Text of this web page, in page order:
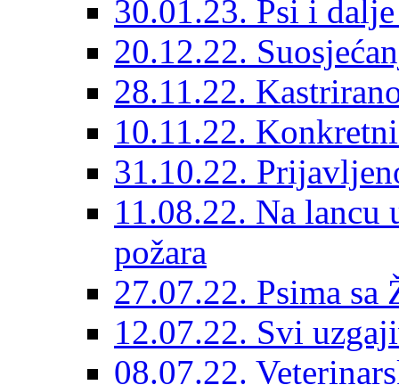
30.01.23. Psi i
20.12.22.
28.11.22.
10.11.22.
31.10.22.
11.08.22. Na
požara
27.07.22. Psima sa
12.07.22. Svi
08.07.22.